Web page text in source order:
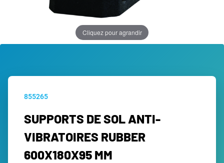
Cliquez pour agrandir
855265
SUPPORTS DE SOL ANTI-
VIBRATOIRES RUBBER
600X180X95 MM